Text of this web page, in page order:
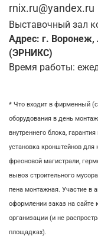
rnix.ru@yandex.ru
Выставочный зал
Адрес: г. Воронеж,
(ЭРНИКС)
Время работы:
* Что входит в фирменный
оборудования в день
внутреннего блока,
установка кронштейнов для
фреоновой магистрали,
вывоз строительного
пена монтажная. Участие в
оформлении заказ на
организации (и не
площадках).